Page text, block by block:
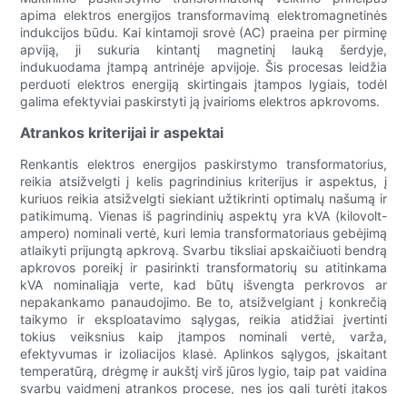
apima elektros energijos transformavimą elektromagnetinės
indukcijos būdu. Kai kintamoji srovė (AC) praeina per pirminę
apviją, ji sukuria kintantį magnetinį lauką šerdyje,
indukuodama įtampą antrinėje apvijoje. Šis procesas leidžia
perduoti elektros energiją skirtingais įtampos lygiais, todėl
galima efektyviai paskirstyti ją įvairioms elektros apkrovoms.
Atrankos kriterijai ir aspektai
Renkantis elektros energijos paskirstymo transformatorius,
reikia atsižvelgti į kelis pagrindinius kriterijus ir aspektus, į
kuriuos reikia atsižvelgti siekiant užtikrinti optimalų našumą ir
patikimumą. Vienas iš pagrindinių aspektų yra kVA (kilovolt-
ampero) nominali vertė, kuri lemia transformatoriaus gebėjimą
atlaikyti prijungtą apkrovą. Svarbu tiksliai apskaičiuoti bendrą
apkrovos poreikį ir pasirinkti transformatorių su atitinkama
kVA nominaliąja verte, kad būtų išvengta perkrovos ar
nepakankamo panaudojimo. Be to, atsižvelgiant į konkrečią
taikymo ir eksploatavimo sąlygas, reikia atidžiai įvertinti
tokius veiksnius kaip įtampos nominali vertė, varža,
efektyvumas ir izoliacijos klasė. Aplinkos sąlygos, įskaitant
temperatūrą, drėgmę ir aukštį virš jūros lygio, taip pat vaidina
svarbų vaidmenį atrankos procese, nes jos gali turėti įtakos